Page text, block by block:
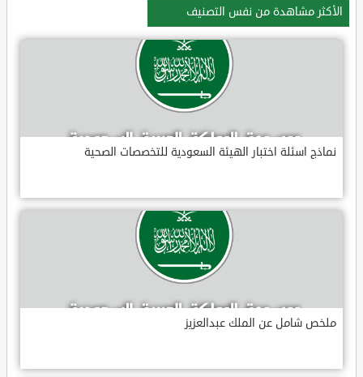
الأكثر مشاهدة من نفس التصنيف
نماذج اسئلة اختبار الهيئة السعودية للتخصصات الصحية
ملخص شامل عن الملك عبدالعزيز